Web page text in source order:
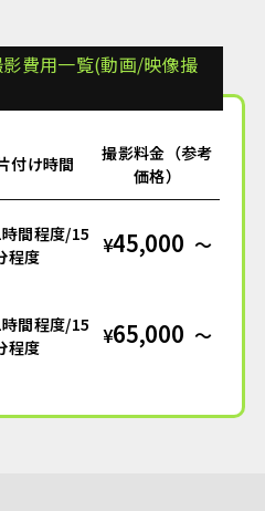
費用一覧(動画/映像撮
付け時間
撮影料金（参考
価格）
間程度/15
程度
¥45,000 〜
間程度/15
程度
¥65,000 〜